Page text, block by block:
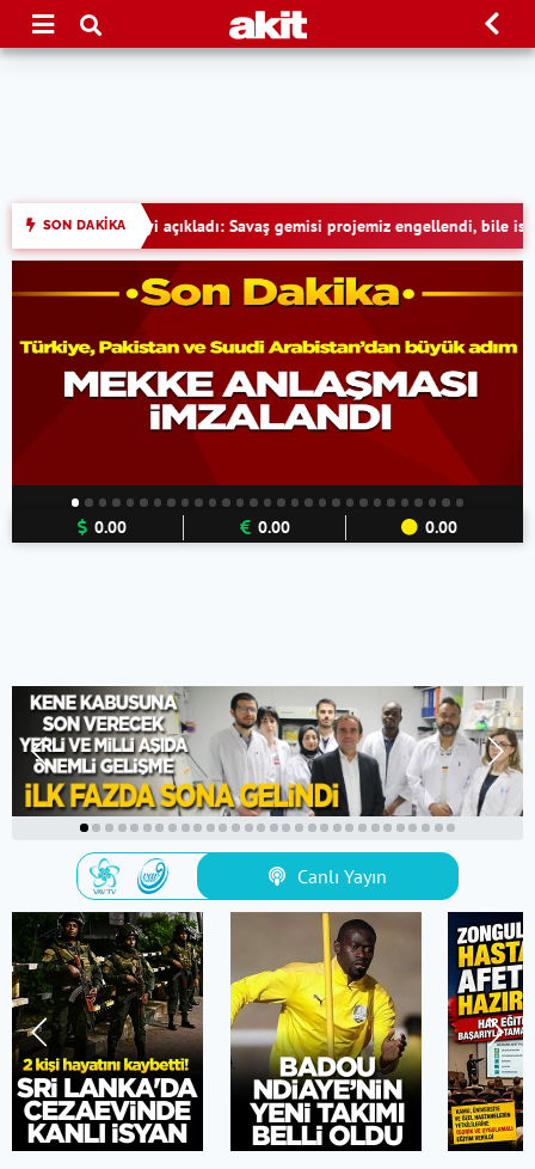
SON DAKİKA
gemisi projemiz engellendi, bile isteye baltalandı • Çete
0.00 0.00 0.00
Canlı Yayın